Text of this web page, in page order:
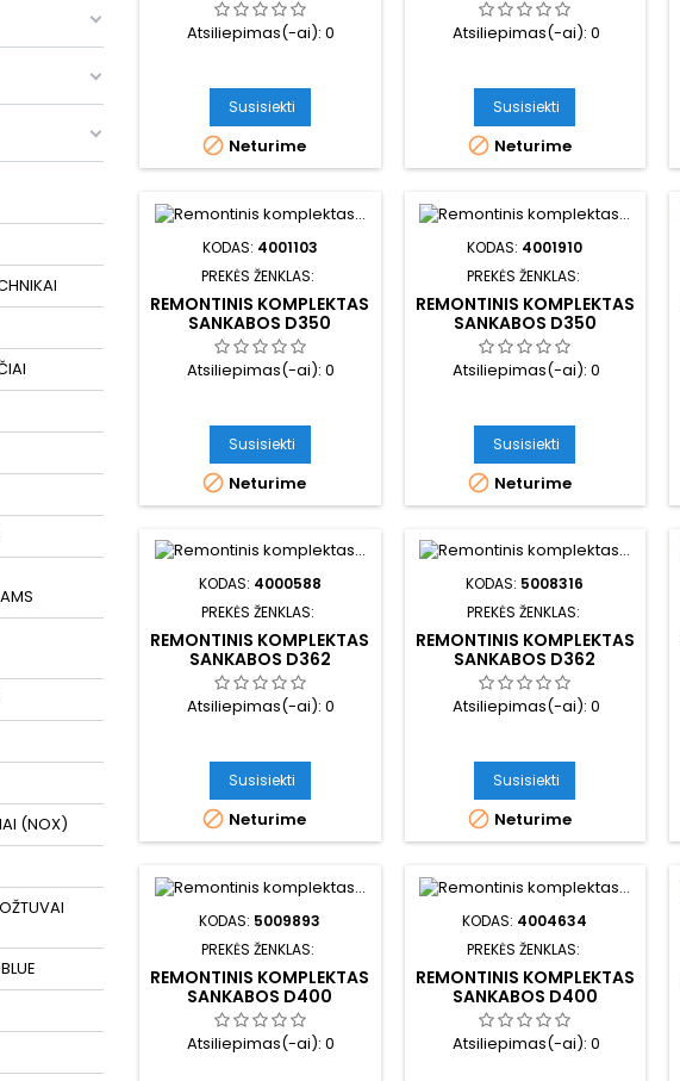
(NOX)
Atsiliepimas(-ai):0
Susisiekti
 Neturime
Atsiliepimas(-ai): 0
Susisiekti
 Neturime
KODAS: 4001103
PREKĖS ŽENKLAS:
REMONTINIS KOMPLEKTAS
SANKABOS D350
Atsiliepimas(-ai):0
Susisiekti
 Neturime
KODAS: 4001910
PREKĖS ŽENKLAS:
REMONTINIS KOMPLEKTAS
SANKABOS D350
Atsiliepimas(-ai): 0
Susisiekti
 Neturime
KODAS: 4000588
PREKĖS ŽENKLAS:
REMONTINIS KOMPLEKTAS
SANKABOS D362
Atsiliepimas(-ai):0
Susisiekti
 Neturime
KODAS: 5008316
PREKĖS ŽENKLAS:
REMONTINIS KOMPLEKTAS
SANKABOS D362
Atsiliepimas(-ai): 0
Susisiekti
 Neturime
KODAS: 5009893
PREKĖS ŽENKLAS:
REMONTINIS KOMPLEKTAS
SANKABOS D400
Atsiliepimas(-ai):0
KODAS: 4004634
PREKĖS ŽENKLAS:
REMONTINIS KOMPLEKTAS
SANKABOS D400
Atsiliepimas(-ai): 0